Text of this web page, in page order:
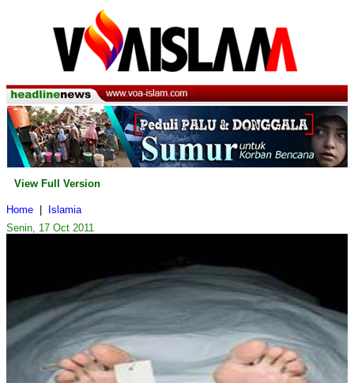
View Full Version
Home
Islamia
Senin, 17 Oct 2011